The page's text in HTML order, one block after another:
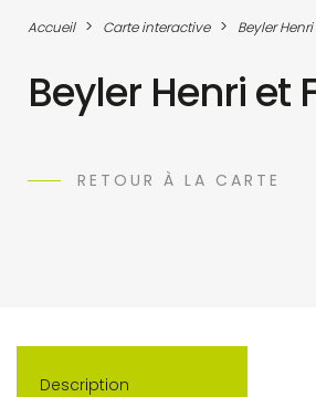
Accueil > Carte interactive > Beyler Henri
Beyler Henri et
RETOUR À LA CARTE
Description